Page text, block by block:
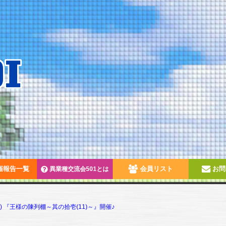
報告一覧 異業種交流会501とは 会員リスト お問
『王様の陳列棚～其の拾壱(11)～』開催♪